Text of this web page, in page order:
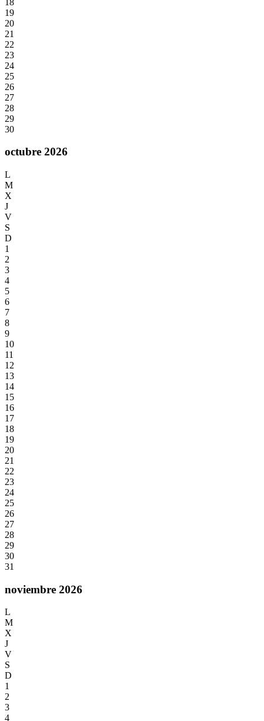
19
20
21
22
23
24
25
26
27
28
29
30
octubre 2026
L
M
X
J
V
S
D
1
2
3
4
5
6
7
8
9
10
11
12
13
14
15
16
17
18
19
20
21
22
23
24
25
26
27
28
29
30
31
noviembre 2026
L
M
X
J
V
S
D
1
2
3
4